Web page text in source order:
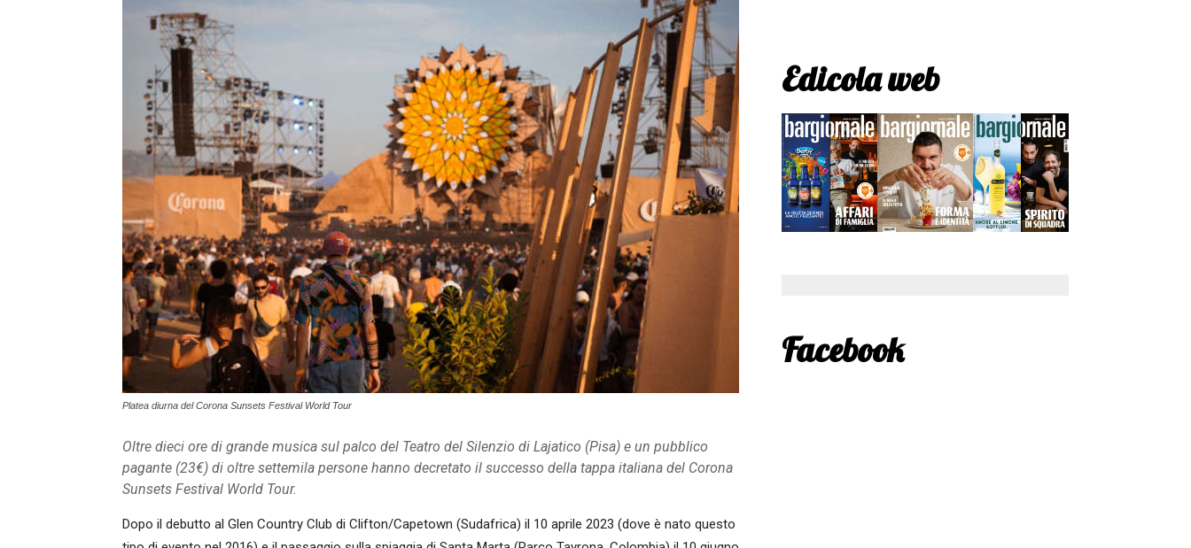
Platea diurna del Corona Sunsets Festival World Tour
Oltre dieci ore di grande musica sul palco del Teatro del Silenzio di Lajatico (Pisa) e un pubblico
pagante (23€) di oltre settemila persone hanno decretato il successo della tappa italiana del Corona
Sunsets Festival World Tour.
Dopo il debutto al Glen Country Club di Clifton/Capetown (Sudafrica) il 10 aprile 2023 (dove è nato questo
Edicola web
Facebook